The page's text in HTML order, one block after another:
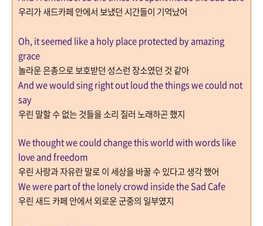
우리가 새드카페 안에서 보냈던 시간들이 기억났어
Oh, it seemed like a holy place protected by amazing
grace
놀라운 은총으로 보호받던 성스런 장소였던 것 같아
And we would sing right out loud the things we could not
say
우린 말할 수 없는 것들을 소리 질러 노래하곤 했지
We thought we could change this world with words like
love and freedom
우린 사랑과 자유란 말로 이 세상을 바꿀 수 있다고 생각 했어
We were part of the lonely crowd inside the Sad Cafe
우린 새드 카페 안에서 외로운 군중의 일부였지